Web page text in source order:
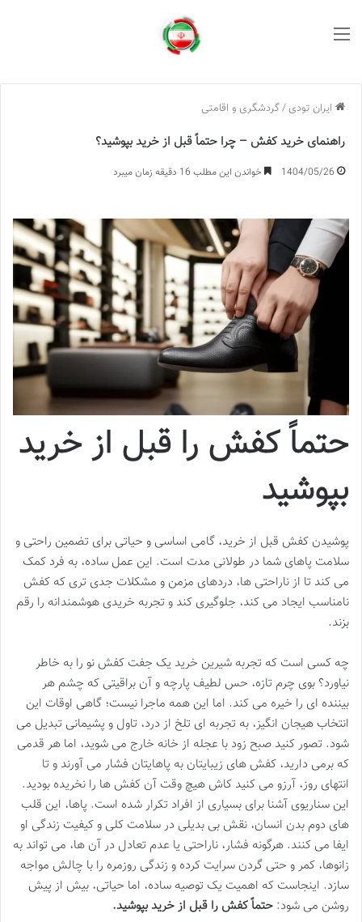
ایران تودی /گردشگری و اقامتی
راهنمای خرید کفش – چرا حتماً قبل از خرید بپوشید؟
1404/05/26 خواندن این مطلب 16 دقیقه زمان میبرد
حتماً کفش را قبل از خرید
بپوشید
پوشیدن کفش قبل از خرید، گامی اساسی و حیاتی برای تضمین راحتی و
سلامت پاهای شما در طولانی مدت است. این عمل ساده، به فرد کمک
می کند تا از ناراحتی ها، دردهای مزمن و مشکلات جدی تری که کفش
نامناسب ایجاد می کند، جلوگیری کند و تجربه خریدی هوشمندانه را رقم
بزند.
چه کسی است که تجربه شیرین خرید یک جفت کفش نو را به خاطر
نیاورد؟ بوی چرم تازه، حس لطیف پارچه و آن براقیتی که چشم هر
بیننده ای را خیره می کند. اما این همه ماجرا نیست؛ گاهی اوقات این
انتخاب هیجان انگیز، به تجربه ای تلخ از درد، تاول و پشیمانی تبدیل می
شود. تصور کنید صبح زود با عجله از خانه خارج می شوید، اما هر قدمی
که برمی دارید، کفش های زیبایتان به پاهایتان فشار می آورند و تا
انتهای روز، آرزو می کنید کاش هیچ وقت آن کفش ها را نخریده بودید.
این سناریوی آشنا برای بسیاری از افراد تکرار شده است. پاها، این قلب
های دوم بدن انسان، نقش بی بدیلی در سلامت کلی و کیفیت زندگی او
ایفا می کنند. هرگونه فشار، ناراحتی یا عدم تعادل در آن ها، می تواند به
زانوها، کمر و حتی گردن سرایت کرده و زندگی روزمره را با چالش مواجه
سازد. اینجاست که اهمیت یک توصیه ساده، اما حیاتی، بیش از پیش
روشن می شود: حتماً کفش را قبل از خرید بپوشید.